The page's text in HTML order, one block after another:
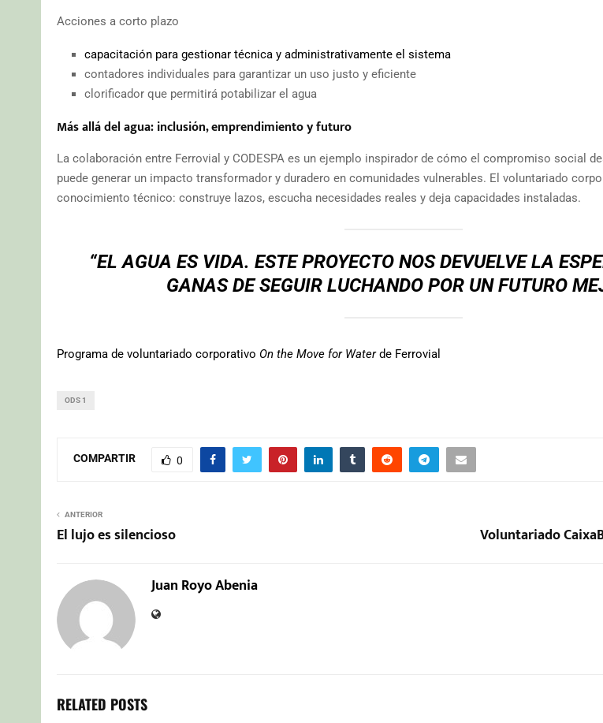
Acciones a corto plazo
capacitación para gestionar técnica y administrativamente el sistema
contadores individuales para garantizar un uso justo y eficiente
clorificador que permitirá potabilizar el agua
Más allá del agua: inclusión, emprendimiento y futuro
La colaboración entre Ferrovial y CODESPA es un ejemplo inspirador de cómo el compromiso social
puede generar un impacto transformador y duradero en comunidades vulnerables. El voluntariado
conocimiento técnico: construye lazos, escucha necesidades reales y deja capacidades instaladas.
“EL AGUA ES VIDA. ESTE PROYECTO NOS DEVUELVE LA
GANAS DE SEGUIR LUCHANDO POR UN FUTURO
Programa de voluntariado corporativo On the Move for Waterde Ferrovial
ODS 1
COMPARTIR 0
ANTERIOR
El lujo es silencioso Voluntariado
Juan Royo Abenia
RELATED POSTS